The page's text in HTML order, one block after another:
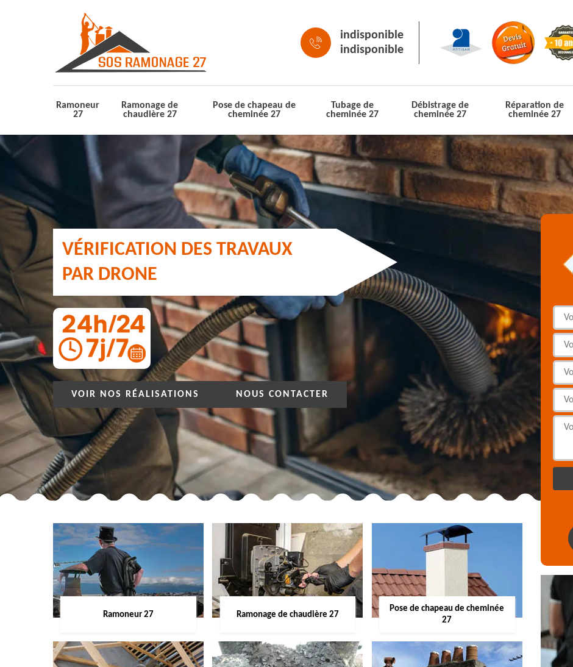
indisponible
indisponible
Ramoneur
27
Ramonage de
chaudière 27
Pose de chapeau de
cheminée 27
Tubage de
cheminée 27
Débistrage de
cheminée 27
Réparation de
cheminée 27
VÉRIFICATION DES TRAVAUX
PAR DRONE
VOIR NOS RÉALISATIONS NOUS CONTACTER
Ramoneur 27 Ramonage de chaudière 27
Pose de chapeau de cheminée
27